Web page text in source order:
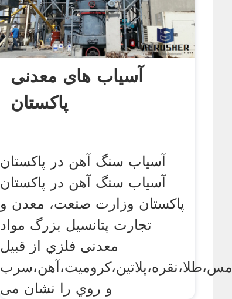
آسیاب های معدنی
پاکستان
آسیاب سنگ آهن در پاکستان
آسیاب سنگ آهن در پاکستان
ﭘﺎﻛﺴﺘﺎﻥ وزارت صنعت، معدن و
تجارت ﭘﺘﺎﻧﺴﯿﻞ ﺑﺰرگ ﻣﻮاد
ﻣﻌﺪﻧﯽ ﻓﻠﺰي از ﻗﺒﯿﻞ
ﻣﺲ،ﻃﻼ،ﻧﻘﺮه،ﭘﻼﺗﯿﻦ،ﮐﺮوﻣﯿﺖ،آﻫﻦ،ﺳﺮب
و روي را ﻧﺸﺎن ﻣﯽ